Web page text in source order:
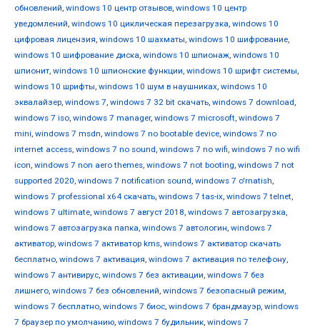
обновлений, windows 10 центр отзывов, windows 10 центр
уведомлений, windows 10 циклическая перезагрузка, windows 10
цифровая лицензия, windows 10 шахматы, windows 10 шифрование,
windows 10 шифрование диска, windows 10 шпионаж, windows 10
шпионит, windows 10 шпионские функции, windows 10 шрифт системы,
windows 10 шрифты, windows 10 шум в наушниках, windows 10
эквалайзер, windows 7, windows 7 32 bit скачать, windows 7 download,
windows 7 iso, windows 7 manager, windows 7 microsoft, windows 7
mini, windows 7 msdn, windows 7 no bootable device, windows 7 no
internet access, windows 7 no sound, windows 7 no wifi, windows 7 no wifi
icon, windows 7 non aero themes, windows 7 not booting, windows 7 not
supported 2020, windows 7 notification sound, windows 7 o'rnatish,
windows 7 professional x64 скачать, windows 7 tas-ix, windows 7 telnet,
windows 7 ultimate, windows 7 август 2018, windows 7 автозагрузка,
windows 7 автозагрузка папка, windows 7 автологин, windows 7
активатор, windows 7 активатор kms, windows 7 активатор скачать
бесплатно, windows 7 активация, windows 7 активация по телефону,
windows 7 антивирус, windows 7 без активации, windows 7 без
лишнего, windows 7 без обновлений, windows 7 безопасный режим,
windows 7 бесплатно, windows 7 биос, windows 7 брандмауэр, windows
7 браузер по умолчанию, windows 7 будильник, windows 7